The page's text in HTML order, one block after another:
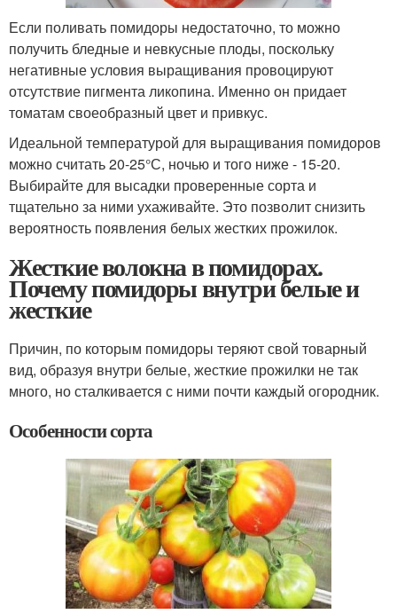
Если поливать помидоры недостаточно, то можно
получить бледные и невкусные плоды, поскольку
негативные условия выращивания провоцируют
отсутствие пигмента ликопина. Именно он придает
томатам своеобразный цвет и привкус.
Идеальной температурой для выращивания помидоров
можно считать 20-25°С, ночью и того ниже - 15-20.
Выбирайте для высадки проверенные сорта и
тщательно за ними ухаживайте. Это позволит снизить
вероятность появления белых жестких прожилок.
Жесткие волокна в помидорах.
Почему помидоры внутри белые и
жесткие
Причин, по которым помидоры теряют свой товарный
вид, образуя внутри белые, жесткие прожилки не так
много, но сталкивается с ними почти каждый огородник.
Особенности сорта